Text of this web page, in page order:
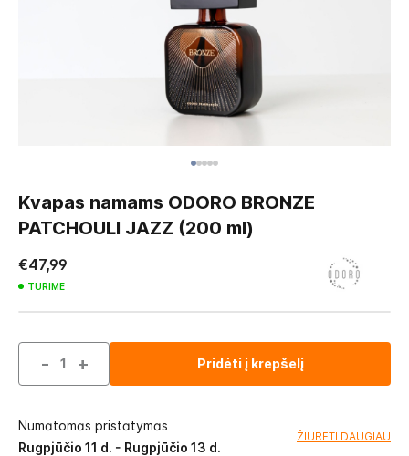
to
beginning
the
images
gallery
Kvapas namams ODORO BRONZE
PATCHOULI JAZZ (200 ml)
€47,99
TURIME
- + Pridėti į krepšelį
Numatomas pristatymas
Rugpjūčio 11 d. - Rugpjūčio 13 d.
ŽIŪRĖTI DAUGIAU